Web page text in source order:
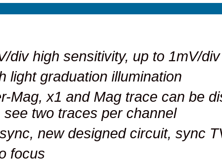
1mV/div high sensitivity, up
High light graduation
Alter-Mag, x1 and Mag
can see two traces per
TV sync, new designed
Auto focus